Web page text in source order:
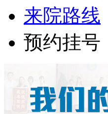
来院路线
预约挂号